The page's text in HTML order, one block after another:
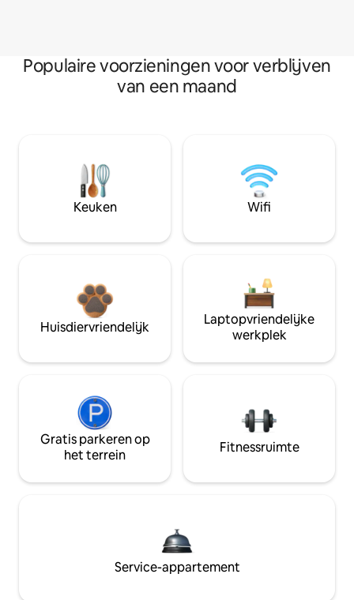
Populaire voorzieningen voor verblijven
van een maand
Keuken Wifi
Huisdiervriendelijk
Laptopvriendelijke
werkplek
Gratis parkeren op
het terrein
Fitnessruimte
Service-appartement